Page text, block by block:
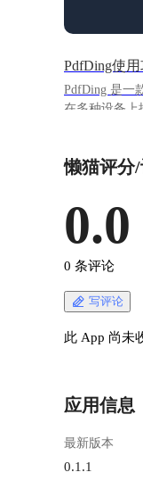
PdfDing 是一
在多种设备上
使用标签整理
PDF，无需管
https://
dfding 懒猫商店安装之后，需要先注册一个账
0d96-4430-
登录之后，我
就行 ![image.png](https://lzc-playground-
懒猫评分
0.0
0 条评论
写评论
此 App 尚未
应用信息
最新版本
0.1.1